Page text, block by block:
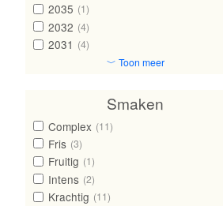
2035 (1)
2032 (4)
2031 (4)
﹀ Toon meer
Smaken
Complex (11)
Fris (3)
Fruitig (1)
Intens (2)
Krachtig (11)